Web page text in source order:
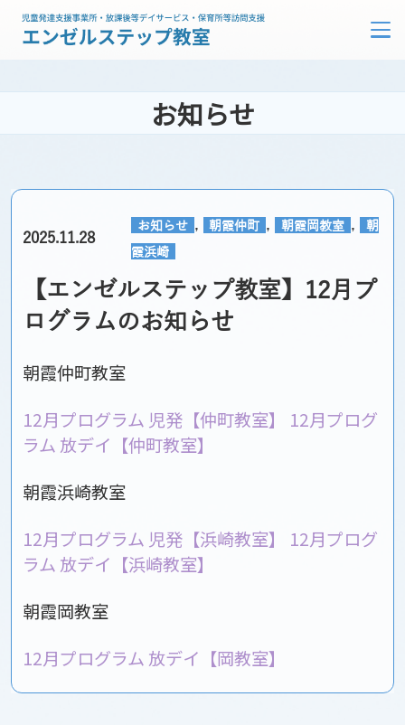
お知らせ
2025.11.28
お知らせ , 朝霞仲町 , 朝霞岡教室 ,
朝
霞浜崎
【エンゼルステップ教室】12月プ
ログラムのお知らせ
朝霞仲町教室
12月プログラム 児発【仲町教室】
12月プログ
ラム 放デイ【仲町教室】
朝霞浜崎教室
12月プログラム 児発【浜崎教室】
12月プログ
ラム 放デイ【浜崎教室】
朝霞岡教室
12月プログラム 放デイ【岡教室】